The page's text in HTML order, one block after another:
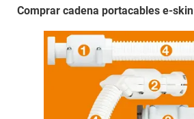
Comprar cadena portacables e-skin